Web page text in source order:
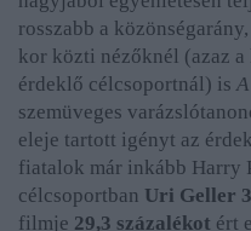
rosszabb a
kor közti nézőknél (azaz
érdeklő célcsoportnál) is
szemüveges
eleje tartott igényt az
fiatalok már inkább Harry
célcsoportban Uri Geller
filmje 29,3 százalékot ért